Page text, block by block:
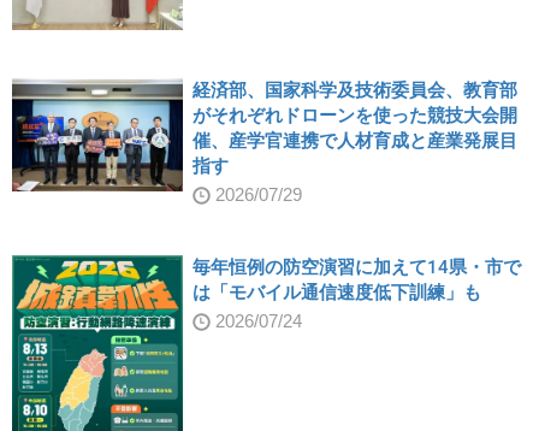
経済部、国家科学及技術委員会、教育部
がそれぞれドローンを使った競技大会開
催、産学官連携で人材育成と産業発展目
指す
2026/07/29
毎年恒例の防空演習に加えて14県・市で
は「モバイル通信速度低下訓練」も
2026/07/24